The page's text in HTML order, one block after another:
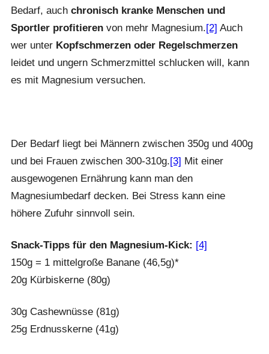
Bedarf, auch chronisch kranke Menschen und
Sportler profitieren von mehr Magnesium.[2] Auch
wer unter Kopfschmerzen oder Regelschmerzen
leidet und ungern Schmerzmittel schlucken will, kann
es mit Magnesium versuchen.
Der Bedarf liegt bei Männern zwischen 350g und 400g
und bei Frauen zwischen 300-310g.[3] Mit einer
ausgewogenen Ernährung kann man den
Magnesiumbedarf decken. Bei Stress kann eine
höhere Zufuhr sinnvoll sein.
Snack-Tipps für den Magnesium-Kick: [4]
150g = 1 mittelgroße Banane (46,5g)*
20g Kürbiskerne (80g)
30g Cashewnüsse (81g)
25g Erdnusskerne (41g)